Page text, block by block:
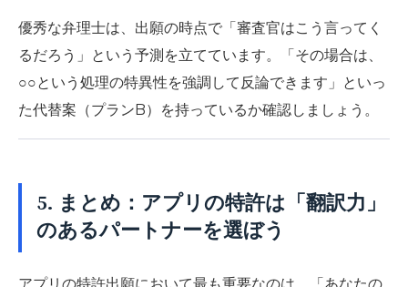
優秀な弁理士は、出願の時点で「審査官はこう言ってく
るだろう」という予測を立てています。「その場合は、
○○という処理の特異性を強調して反論できます」といっ
た代替案（プランB）を持っているか確認しましょう。
5. まとめ：アプリの特許は「翻訳力」
のあるパートナーを選ぼう